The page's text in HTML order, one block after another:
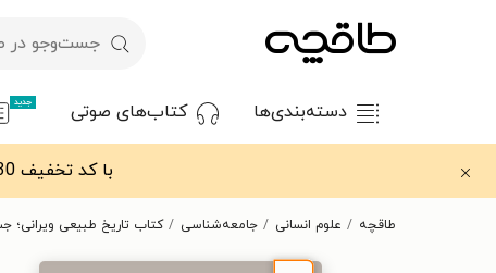
دسته‌بندی‌ها کتاب‌های صوتی جدید
با کد تخفیف OFF30 اولین کتاب الکترونیکی یا صوتی‌ات را با ۳۰٪ تخفیف از طاقچه دریافت کن.
طاقچه علوم انسانی جامعه‌شناسی کتاب تاریخ طبیعی ویرانی؛